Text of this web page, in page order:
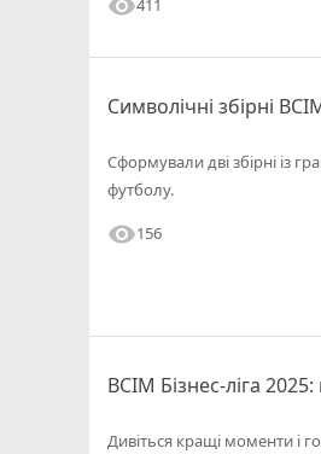
visibility411
Символічні збірні
Сформували дві збірні із
футболу.
visibility156
ВСІМ Бізнес-ліга
Дивіться кращі моменти і